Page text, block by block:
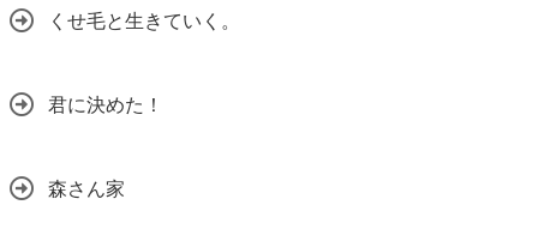
くせ毛と生きていく。
君に決めた！
森さん家